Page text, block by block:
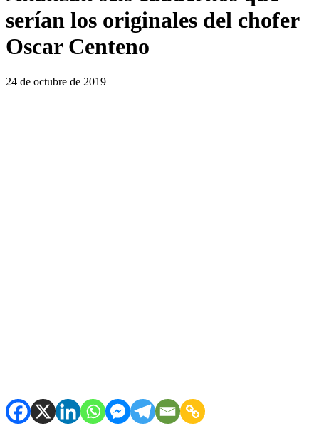
serían los originales del chofer
Oscar Centeno
24 de octubre de 2019